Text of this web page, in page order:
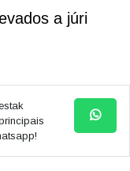
a júri